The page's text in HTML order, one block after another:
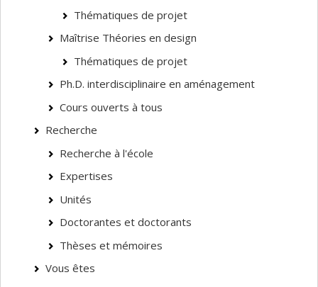
Thématiques de projet
Maîtrise Théories en design
Thématiques de projet
Ph.D. interdisciplinaire en aménagement
Cours ouverts à tous
Recherche
Recherche à l'école
Expertises
Unités
Doctorantes et doctorants
Thèses et mémoires
Vous êtes